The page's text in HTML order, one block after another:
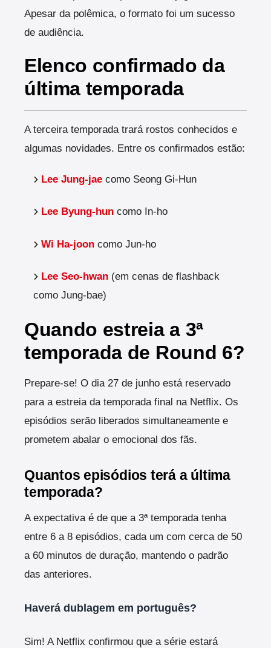
Apesar da polêmica, o formato foi um sucesso
de audiência.
Elenco confirmado da
última temporada
A terceira temporada trará rostos conhecidos e
algumas novidades. Entre os confirmados estão:
Lee Jung-jae como Seong Gi-Hun
Lee Byung-hun como In-ho
Wi Ha-joon como Jun-ho
Lee Seo-hwan (em cenas de flashback
como Jung-bae)
Quando estreia a 3ª
temporada de Round 6?
Prepare-se! O dia 27 de junho está reservado
para a estreia da temporada final na Netflix. Os
episódios serão liberados simultaneamente e
prometem abalar o emocional dos fãs.
Quantos episódios terá a última
temporada?
A expectativa é de que a 3ª temporada tenha
entre 6 a 8 episódios, cada um com cerca de 50
a 60 minutos de duração, mantendo o padrão
das anteriores.
Haverá dublagem em português?
Sim! A Netflix confirmou que a série estará